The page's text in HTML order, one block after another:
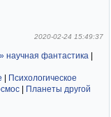
2020-02-24 15:49:37
научная фантастика
Психологическое
Планеты другой